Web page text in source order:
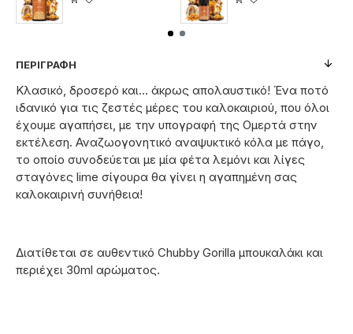
ΠΕΡΙΓΡΑΦΉ
Κλασικό, δροσερό και... άκρως απολαυστικό! Ένα ποτό
ιδανικό για τις ζεστές μέρες του καλοκαιριού, που όλοι
έχουμε αγαπήσει, με την υπογραφή της Ομερτά στην
εκτέλεση. Αναζωογονητικό αναψυκτικό κόλα με πάγο,
το οποίο συνοδεύεται με μία φέτα λεμόνι και λίγες
σταγόνες lime σίγουρα θα γίνει η αγαπημένη σας
καλοκαιρινή συνήθεια!
Διατίθεται σε αυθεντικό Chubby Gorilla μπουκαλάκι και
περιέχει 30ml αρώματος.